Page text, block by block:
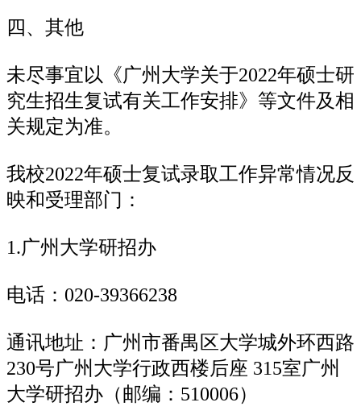
四、其他
未尽事宜以《广州大学关于2022年硕士研
究生招生复试有关工作安排》等文件及相
关规定为准。
我校2022年硕士复试录取工作异常情况反
映和受理部门：
1.广州大学研招办
电话：020-39366238
通讯地址：广州市番禺区大学城外环西路
230号广州大学行政西楼后座 315室广州
大学研招办（邮编：510006）